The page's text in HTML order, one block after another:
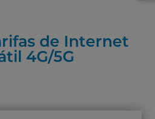
de Internet
4G/5G